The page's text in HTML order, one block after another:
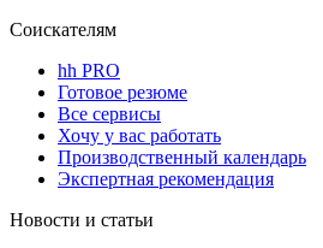
Соискателям
hh PRO
Готовое резюме
Все сервисы
Хочу у вас работать
Производственный календарь
Экспертная рекомендация
Новости и статьи